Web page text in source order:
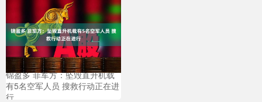
锦盈多 菲军方：坠毁直升机载
有5名空军人员 搜救行动正在进
行